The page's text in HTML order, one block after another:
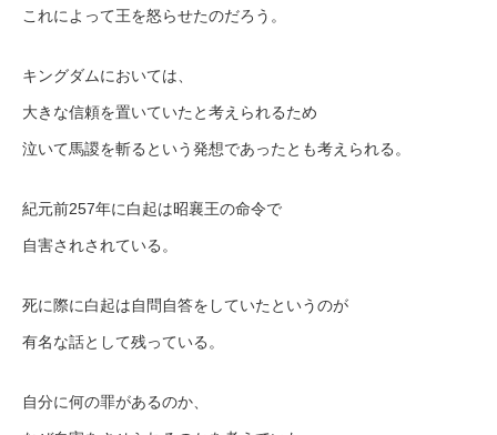
これによって王を怒らせたのだろう。
キングダムにおいては、
大きな信頼を置いていたと考えられるため
泣いて馬謖を斬るという発想であったとも考えられる。
紀元前257年に白起は昭襄王の命令で
自害されされている。
死に際に白起は自問自答をしていたというのが
有名な話として残っている。
自分に何の罪があるのか、